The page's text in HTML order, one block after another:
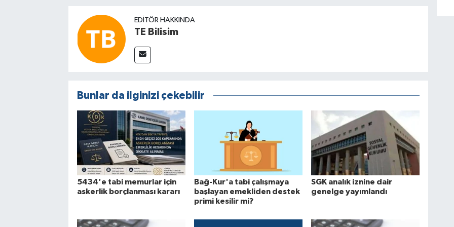
EDITÖR HAKKINDA
TE Bilisim
Bunlar da ilginizi çekebilir
5434'e tabi memurlar için
askerlik borçlanması kararı
Bağ-Kur'a tabi çalışmaya
başlayan emekliden destek
primi kesilir mi?
SGK analık iznine dair
genelge yayımlandı